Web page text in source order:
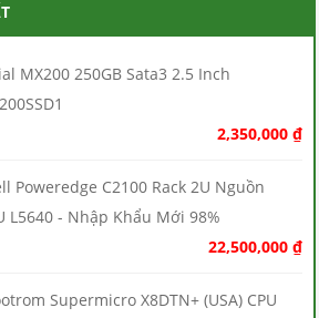
MX200 250GB Sata3 2.5 Inch
2,350,000 ₫
Poweredge C2100 Rack 2U Nguồn
L5640 - Nhập Khẩu Mới 98%
22,500,000 ₫
Supermicro X8DTN+ (USA) CPU